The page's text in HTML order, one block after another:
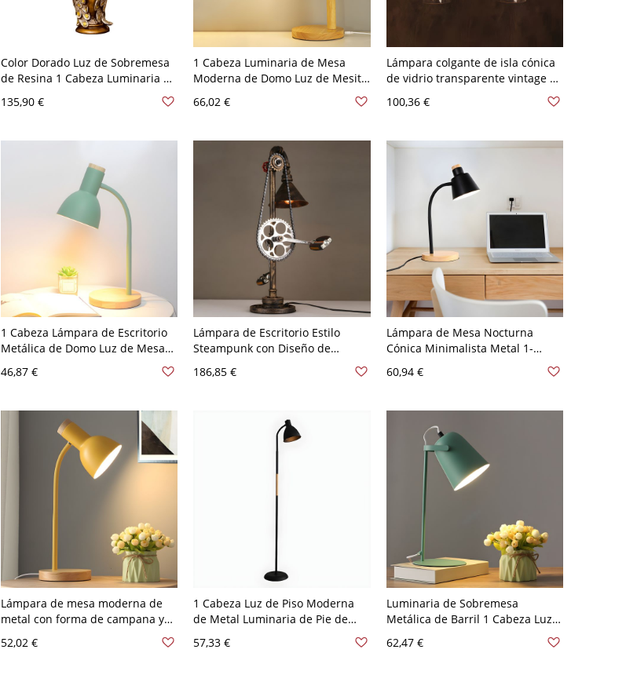
Color Dorado Luz de Sobremesa
de Resina 1 Cabeza Luminaria de
Mesita Rural de Campana Textil
con Decoración de Pavo Real -
135,90 €
1 Cabeza Luminaria de Mesa
Moderna de Domo Luz de Mesita
de Madera para Estudio - 110 A
120 V Eléctrico enchufable Negro
66,02 €
Lámpara colgante de isla cónica
de vidrio transparente vintage de
2 cabezas para comedor o mesa
de billar en acabado negro
100,36 €
1 Cabeza Lámpara de Escritorio
Metálica de Domo Luz de Mesa
Nórdica para Lectura - 110 A 120
V Eléctrico enchufable Verde
46,87 €
Lámpara de Escritorio Estilo
Steampunk con Diseño de
Latón 110 A 120 V
186,85 €
Lámpara de Mesa Nocturna
Cónica Minimalista Metal 1-
Bombilla Negra con Pedestal de
Madera para Dormitorio
60,94 €
Lámpara de mesa moderna de
metal con forma de campana y
110 A 120 V Amarillo
52,02 €
1 Cabeza Luz de Piso Moderna
de Metal Luminaria de Pie de
Cono para Lectura - 110 A 120 V
Negro Eléctrico enchufable
57,33 €
Luminaria de Sobremesa
Metálica de Barril 1 Cabeza Luz
de Noche Nórdica para Lectura -
110 A 120 V Eléctrico enchufable
62,47 €